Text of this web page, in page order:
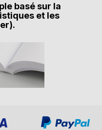
basé sur la
et les